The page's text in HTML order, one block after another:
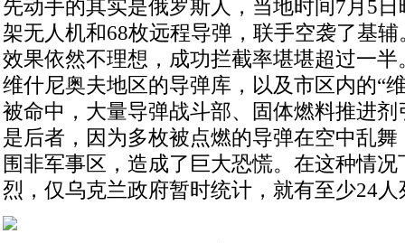
先动手的其实是俄罗斯人，当地时间7月5
架无人机和68枚远程导弹，联手空袭了基
效果依然不理想，成功拦截率堪堪超过一
维什尼奥夫地区的导弹库，以及市区内的“
被命中，大量导弹战斗部、固体燃料推进
是后者，因为多枚被点燃的导弹在空中乱
围非军事区，造成了巨大恐慌。在这种情
烈，仅乌克兰政府暂时统计，就有至少24